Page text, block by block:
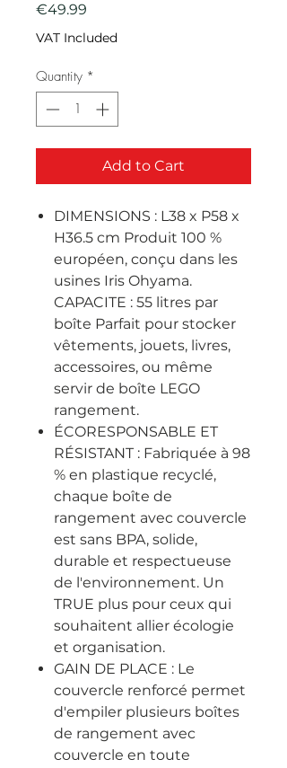
€49.99
VAT Included
Quantity *
Add to Cart
DIMENSIONS : L38 x P58 x
H36.5 cm Produit 100 %
européen, conçu dans les
usines Iris Ohyama.
CAPACITE : 55 litres par
boîte Parfait pour stocker
vêtements, jouets, livres,
accessoires, ou même
servir de boîte LEGO
rangement.
ÉCORESPONSABLE ET
RÉSISTANT : Fabriquée à 98
% en plastique recyclé,
chaque boîte de
rangement avec couvercle
est sans BPA, solide,
durable et respectueuse
de l'environnement. Un
TRUE plus pour ceux qui
souhaitent allier écologie
et organisation.
GAIN DE PLACE : Le
couvercle renforcé permet
d'empiler plusieurs boîtes
de rangement avec
couvercle en toute